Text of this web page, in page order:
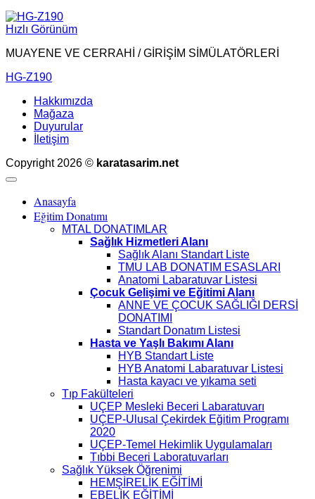
Hızlı Görünüm
MUAYENE VE CERRAHİ / GİRİŞİM SİMÜLATÖRLERİ
HG-Z190
Hakkımızda
Mağaza
Duyurular
İletişim
Copyright 2026 © karatasarim.net
Anasayfa
Eğitim Donatımı
MTAL DONATIMLAR
Sağlık Hizmetleri Alanı
Sağlık Alanı Standart Liste
TMU LAB DONATIM ESASLARI
Anatomi Labaratuvar Listesi
Çocuk Gelişimi ve Eğitimi Alanı
ANNE VE ÇOCUK SAĞLIĞI DERSİ
DONATIMI
Standart Donatım Listesi
Hasta ve Yaşlı Bakımı Alanı
HYB Standart Liste
HYB Anatomi Labaratuvar Listesi
Hasta kayacı ve yıkama seti
Tıp Fakülteleri
UÇEP Mesleki Beceri Labaratuvarı
UÇEP-Ulusal Çekirdek Eğitim Programı
2020
UÇEP-Temel Hekimlik Uygulamaları
Tıbbi Beceri Laboratuvarları
Sağlık Yüksek Öğrenimi
HEMŞİRELİK EĞİTİMİ
EBELİK EĞİTİMİ